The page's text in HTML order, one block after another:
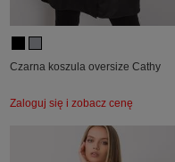
Czarna koszula oversize Cathy
Zaloguj się i zobacz cenę